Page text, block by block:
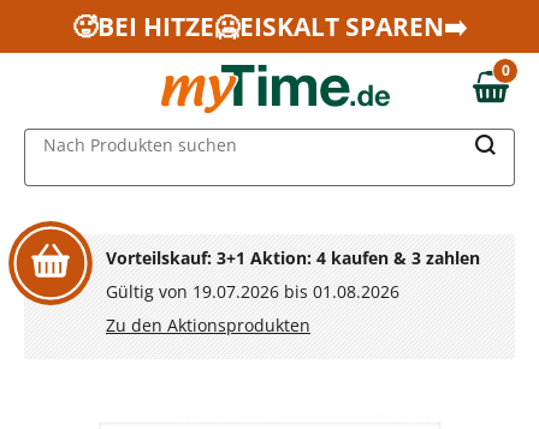
Zum Hauptinhalt springen
Zur Navigation springen
Zur Suche springen
🥵BEI HITZE🥶EISKALT SPAREN➡️
0,00 €
0
Nach Produkten suchen
Vorteilskauf: 3+1 Aktion: 4 kaufen & 3 zahlen
Gültig von 19.07.2026 bis 01.08.2026
Zu den Aktionsprodukten